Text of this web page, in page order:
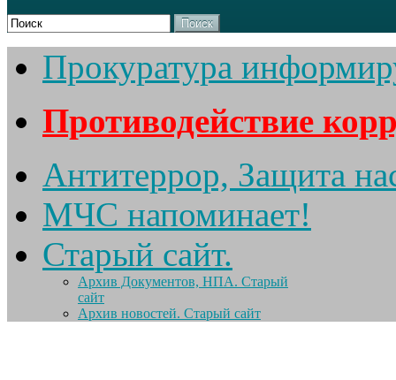
Поиск
Прокуратура
Противодействие
Антитеррор, Защита
МЧС напоминает!
Старый сайт.
Архив Документов, НПА. Старый
сайт
Архив новостей. Старый сайт